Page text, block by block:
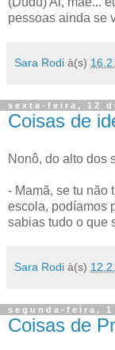
pessoas ainda se
Sara Rodi à(s)
sexta-feira, 12
Coisas de
Nonô, do alto dos
- Mamã, se tu não
escola, podíamos
sabias tudo o que
Sara Rodi à(s)
segunda-feira,
Coisas de